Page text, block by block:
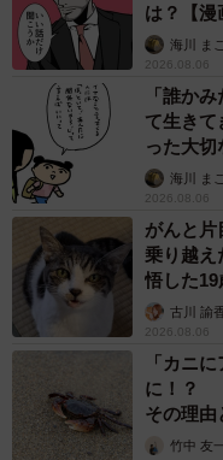
は？【漫
海川 ま
2026.08.06
「誰か
て生き
った大切
海川 ま
2026.08.06
がんと片
乗り越
悟した
古川 諭
2026.08.06
「カニ
に！？
その理
竹中 友